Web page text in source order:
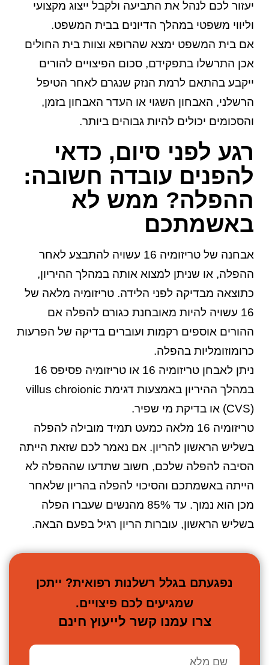
יעזור לכם לנהל את התביעה ולקבל ייצוג מקצועי
וליווי משפטי במהלך הדיונים בבית המשפט.
אם בית המשפט ימצא שהרופא וצוות בית החולים
אכן התרשלו בתפקידם, סכום הפיצויים להורים
ייקבע בהתאם לרמת הנזק שנגרם לאחר הטיפל
הרשלני, האבחון השגוי או העדר האבחון בזמן,
והסכומים יכולים להיות גבוהים ביותר.
רגע לפני סיום, כדאי
להפנים עובדה חשובה:
ההפלה? ממש לא
באשמתכם
אבחנה של טריזומיה 16 עשויה להתבצע לאחר
ההפלה, או שניתן למצוא אותה במהלך ההיריון,
כתוצאה מבדיקה לפני הלידה. טריזומיה מלאה של
16 עשויה להיות מאובחנת כגורם להפלה אם
ההורים אוספים רקמות ועוברים בדיקה של הפרעות
כרומוזומליות בהפלה.
ניתן לאבחן טריזומיה 16 או טריזומיה פסיפס 16
במהלך ההיריון באמצעות דגימת villus chroionic
(CVS) או בדיקת מי שפיר.
טריזומיה 16 מלאה כמעט תמיד מובילה להפלה
בשליש הראשון להריון. אם נאמר לכם שזאת הייתה
הסיבה להפלה שלכם, חשוב שתדעו שההפלה לא
הייתה באשמתכם והסיכוי להפלה בהריון שלאחר
מכן הוא נמוך. עד 85% מהנשים שעברו הפלה
בשליש הראשון, עוברות הריון רגיל בפעם הבאה.
נפגעתם בגלל רשלנות רפואית? ייתכן
שמגיעים לכם פיצויים.
צרו עמנו קשר לייעוץ חינם